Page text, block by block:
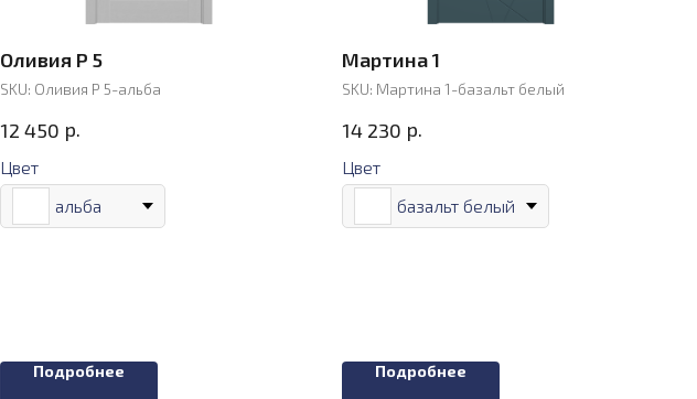
Оливия Р 5
SKU: Оливия Р 5-альба
12 450 р.
Цвет
альба
Подробнее
Мартина 1
SKU: Мартина 1-базальт белый
14 230 р.
Цвет
базальт белый
Подробнее